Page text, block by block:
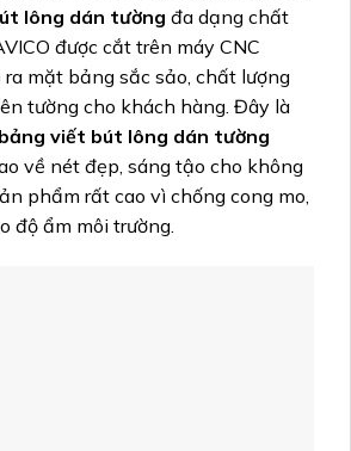
lông dán tường đa dạng chất
được cắt trên máy CNC
mặt bảng sắc sảo, chất lượng
tường cho khách hàng. Đây là
bảng viết bút lông dán tường
về nét đẹp, sáng tậo cho không
phẩm rất cao vì chống cong mo,
độ ẩm môi trường.